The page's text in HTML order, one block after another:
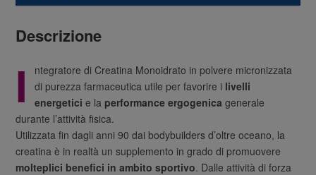
Descrizione
I
ntegratore di Creatina Monoidrato in polvere micronizzata
di purezza farmaceutica utile per favorire i livelli
energetici e la performance ergogenica generale
durante l’attività fisica.
Utilizzata fin dagli anni 90 dai bodybuilders d’oltre oceano, la
creatina è in realtà un supplemento in grado di promuovere
molteplici benefici in ambito sportivo. Dalle attività di forza